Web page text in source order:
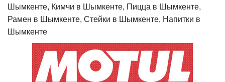
Шымкенте, Кимчи в Шымкенте, Пицца в Шымкенте,
Рамен в Шымкенте, Стейки в Шымкенте, Напитки в
Шымкенте